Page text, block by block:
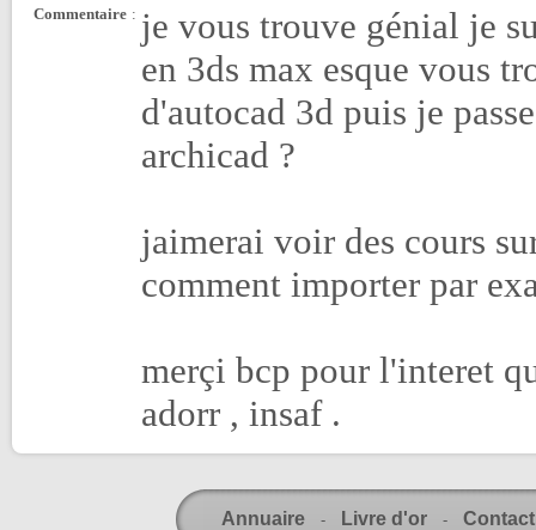
Commentaire : je vous trouve génial je
en 3ds max esque vous
d'autocad 3d puis je
archicad ?
jaimerai voir des cours
comment importer par
merçi bcp pour l'interet
adorr , insaf .
Annuaire - Livre d'or - Contact